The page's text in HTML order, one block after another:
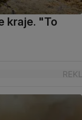
kraje. "To